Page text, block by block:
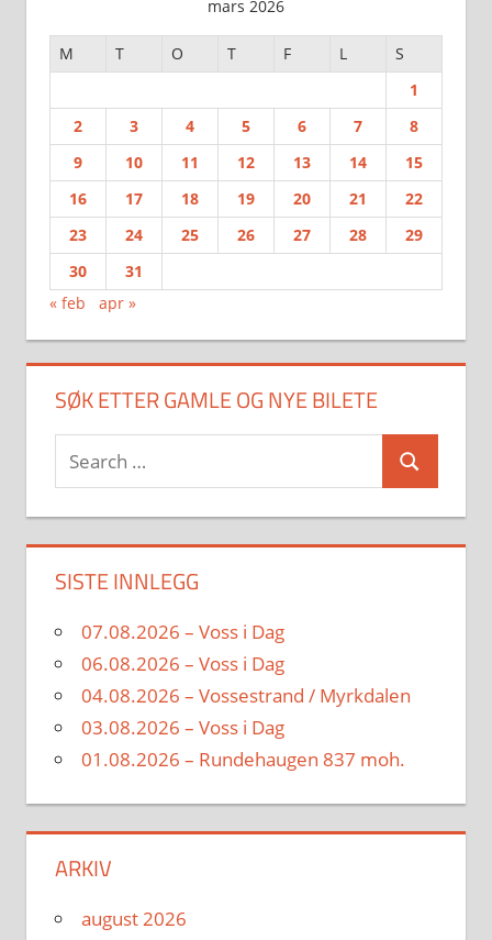
mars 2026
M T O T F L
S
1
2
3 4 5 6 7
8
9
10 11 12 13 14
15
16
17 18 19 20 21
22
23
24 25 26 27 28
29
30
31
« feb
apr »
SØK ETTER GAMLE OG NYE BILETE
Search
for:
Search
SISTE INNLEGG
07.08.2026 – Voss i Dag
06.08.2026 – Voss i Dag
04.08.2026 – Vossestrand / Myrkdalen
03.08.2026 – Voss i Dag
01.08.2026 – Rundehaugen 837 moh.
ARKIV
august 2026